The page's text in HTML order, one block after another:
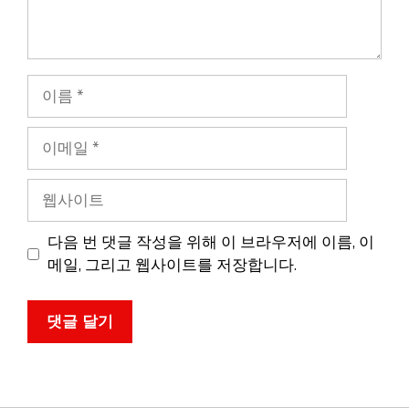
일
트
다음 번 댓글 작성을 위해 이 브라우저에 이름, 이
메일, 그리고 웹사이트를 저장합니다.